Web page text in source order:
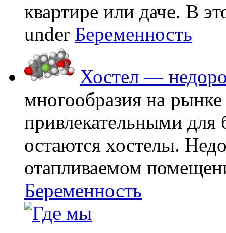
квартире или даче. В
under Беременность
Хостел —
многообразия на
привлекательными
остаются хостелы.
отапливаемом
Беременность